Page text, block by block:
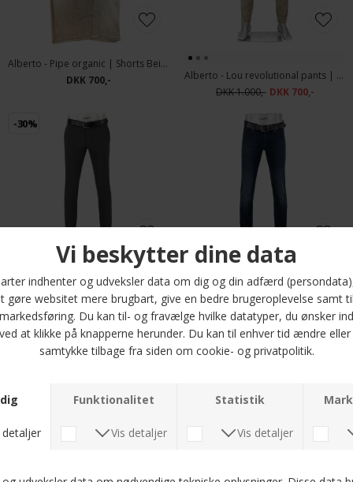
Alberto - Pipe organic | Shorts Beige
DKK 700,-
Alberto - Lou revolutional pants | Chino Beige
DKK 1.000,- DKK 700,-
-30%
Alberto - Lou revolutional pants | Chino Dark Grey
DKK 1.000,- DKK 700,-
Alberto - Pipe light denim | Jeans 1367 879 Dark Blue
DKK 1.200,-
-50% Kun web -50% Kun web